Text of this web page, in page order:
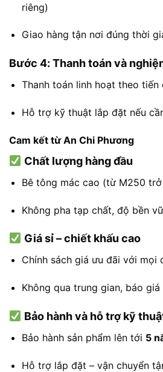
riêng)
Giao hàng tận nơi đúng thời
Bước 4: Thanhtoánvà
Thanh toán linh hoạt theo tiến
Hỗ trợ kỹ thuật lắp đặt nếu
Cam kết từAn Chi Phương
Chất lượng hàngđầu
Bê tông mác cao (từ M250 trở
Không pha tạp chất, độ bền
Giásỉ –chiết khấu cao
Chính sách giá ưu đãi với mọi
Không qua trung gian, báo giá
Bảo hànhvà hỗtrợkỹ
Bảo hành sản phẩm lên tới 5
Hỗ trợ lắp đặt – vận chuyển